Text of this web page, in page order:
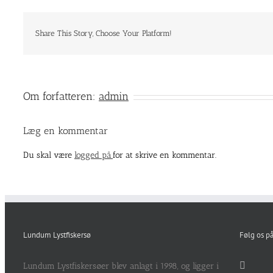
Share This Story, Choose Your Platform!
Om forfatteren: admin
Læg en kommentar
Du skal være logged påfor at skrive en kommentar.
Lundum Lystfiskersø
Lundum Lystfiskersøer blev anlagt i 1998, og ligger i
Følg os